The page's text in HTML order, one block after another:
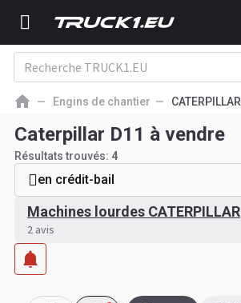
Engins de chantier CATERPILLAR
Caterpillar D11 à vendre
Résultats trouvés: 4
en crédit-bail
Machines lourdes CATERPILLAR
2 avis